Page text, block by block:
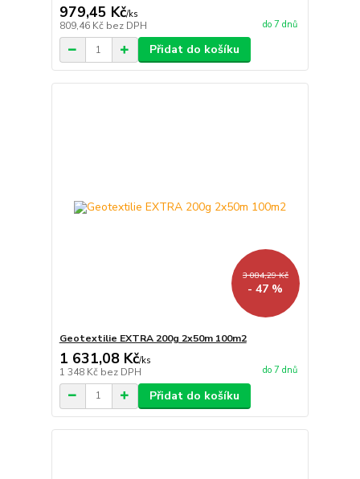
979,45 Kč/ks
809,46 Kč bez DPH do 7 dnů
Přidat do košíku
3 084,29 Kč
- 47 %
Geotextilie EXTRA 200g 2x50m 100m2
1 631,08 Kč/ks
1 348 Kč bez DPH do 7 dnů
Přidat do košíku